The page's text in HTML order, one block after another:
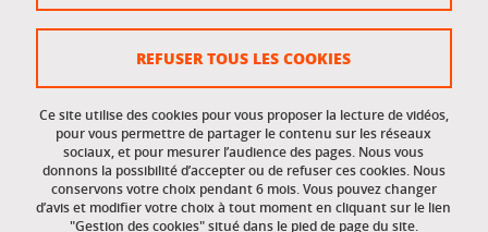
Gestion des cookies
Accessibilité : non conforme
Accès réservés
Intranet des étudiants et des personnels
Ce site utilise des cookies pour vous proposer la lecture de vidéos,
pour vous permettre de partager le contenu sur les réseaux
sociaux, et pour mesurer l’audience des pages. Nous vous
donnons la possibilité d’accepter ou de refuser ces cookies. Nous
conservons votre choix pendant 6 mois. Vous pouvez changer
d’avis et modifier votre choix à tout moment en cliquant sur le lien
"Gestion des cookies" situé dans le pied de page du site.
REFUSER TOUS LES COOKIES